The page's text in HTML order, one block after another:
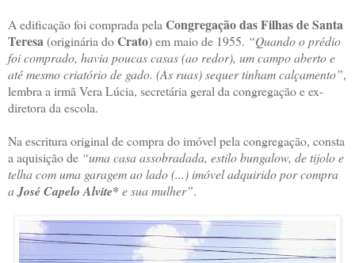
A edificação foi comprada pela Congregação das Filhas de Santa
Teresa (originária doCrato) em maio de 1955. “Quando o prédio
foi comprado, havia poucas casas (ao redor), um campo aberto e
até mesmo criatório de gado. (As ruas) sequer tinham calçamento”,
lembra a irmã Vera Lúcia, secretária geral da congregação e ex-
diretora da escola.
Na escritura original de compra do imóvel pela congregação, consta
a aquisição de “uma casa assobradada, estilo bungalow, de tijolo e
telha com uma garagem ao lado (...) imóvel adquirido por compra
aJosé Capelo Alvite* e sua mulher”.